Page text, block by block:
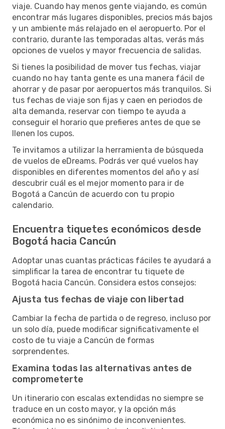
viaje. Cuando hay menos gente viajando, es común
encontrar más lugares disponibles, precios más bajos
y un ambiente más relajado en el aeropuerto. Por el
contrario, durante las temporadas altas, verás más
opciones de vuelos y mayor frecuencia de salidas.
Si tienes la posibilidad de mover tus fechas, viajar
cuando no hay tanta gente es una manera fácil de
ahorrar y de pasar por aeropuertos más tranquilos. Si
tus fechas de viaje son fijas y caen en periodos de
alta demanda, reservar con tiempo te ayuda a
conseguir el horario que prefieres antes de que se
llenen los cupos.
Te invitamos a utilizar la herramienta de búsqueda
de vuelos de eDreams. Podrás ver qué vuelos hay
disponibles en diferentes momentos del año y así
descubrir cuál es el mejor momento para ir de
Bogotá a Cancún de acuerdo con tu propio
calendario.
Encuentra tiquetes económicos desde
Bogotá hacia Cancún
Adoptar unas cuantas prácticas fáciles te ayudará a
simplificar la tarea de encontrar tu tiquete de
Bogotá hacia Cancún. Considera estos consejos:
Ajusta tus fechas de viaje con libertad
Cambiar la fecha de partida o de regreso, incluso por
un solo día, puede modificar significativamente el
costo de tu viaje a Cancún de formas
sorprendentes.
Examina todas las alternativas antes de
comprometerte
Un itinerario con escalas extendidas no siempre se
traduce en un costo mayor, y la opción más
económica no es sinónimo de inconvenientes.